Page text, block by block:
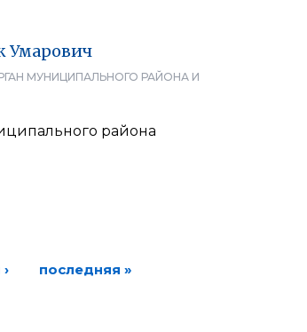
Умарович
МУНИЦИПАЛЬНОГО РАЙОНА И
района
последняя »